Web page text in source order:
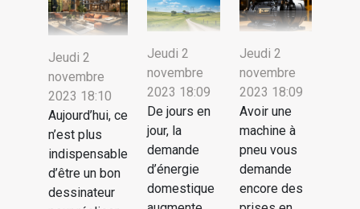
Jeudi 2
novembre
2023 18:10
Aujourd’hui, ce
n’est plus
indispensable
d’être un bon
dessinateur
Jeudi 2
novembre
2023 18:09
De jours en
jour, la
demande
d’énergie
domestique
Jeudi 2
novembre
2023 18:09
Avoir une
machine à
pneu vous
demande
encore des